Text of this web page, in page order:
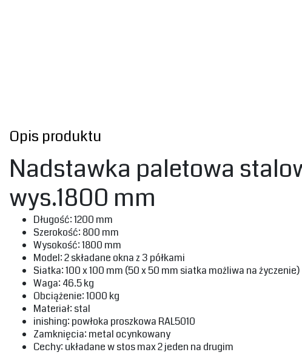
Opis produktu
Nadstawka paletowa
wys.1800 mm
‎Długość: 1200 mm‎
‎Szerokość: 800 mm‎
‎Wysokość: 1800 mm‎
‎Model: 2 składane okna z 3 półkami‎
‎Siatka: 100 x 100 mm (50 x 50 mm siatka możliwa na życzenie)‎
‎Waga: 46.5 kg ‎
‎Obciążenie: 1000 kg‎
‎Materiał: stal‎
‎inishing: powłoka proszkowa RAL5010‎
‎Zamknięcia: metal ocynkowany‎
‎Cechy: układane w stos max 2 jeden na drugim‎